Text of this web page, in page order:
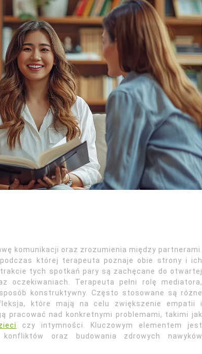
komunikacji oraz zrozumienia między partnerami.
której terapeuta poznaje obie strony i ich
tych spotkań pary są zachęcane do otwartej
oczekiwaniach. Terapeuta pełni rolę mediatora,
konstruktywny. Często stosowane są różne
które mają na celu zwiększenie empatii i
pracować nad konkretnymi problemami, takimi jak
czy intymności. Kluczowym elementem jest
oraz budowania zdrowych nawyków